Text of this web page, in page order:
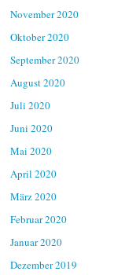
November 2020
Oktober 2020
September 2020
August 2020
Juli 2020
Juni 2020
Mai 2020
April 2020
März 2020
Februar 2020
Januar 2020
Dezember 2019